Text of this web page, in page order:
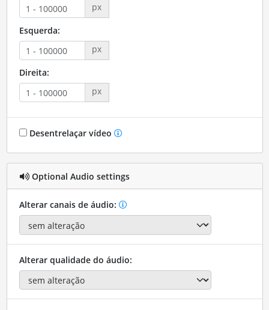
px
Esquerda:
px
Direita:
px
Desentrelaçar vídeo
Optional Audio settings
Alterar canais de áudio:
Alterar qualidade do áudio: